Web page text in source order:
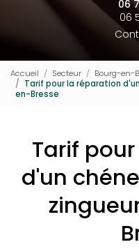
06
06
Accueil Secteur
Bourg-en-
Tarif pour la réparation
en-Bresse
Tarif
d'un